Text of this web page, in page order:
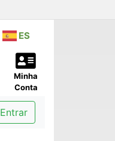
ES
Minha
Conta
Entrar